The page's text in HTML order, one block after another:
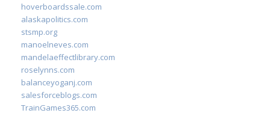
hoverboardssale.com
alaskapolitics.com
stsmp.org
manoelneves.com
mandelaeffectlibrary.com
roselynns.com
balanceyoganj.com
salesforceblogs.com
TrainGames365.com